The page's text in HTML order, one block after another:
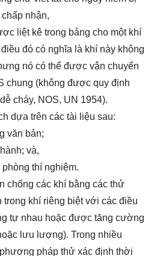
nhận,
liệt kê trong bảng cho một khí
đó có nghĩa là khí này không
nó có thể được vận chuyển
chung (không được quy định
cháy, NOS, UN 1954).
dựa trên các tài liệu sau:
văn bản;
và,
thí nghiệm.
chống các khí bằng các thử
khí riêng biệt với các điều
tự nhau hoặc được tăng cường
lưu lượng). Trong nhiều
pháp thử xác định thời